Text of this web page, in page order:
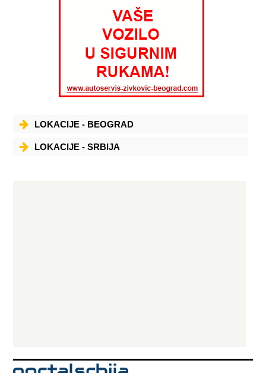
LOKACIJE - BEOGRAD
LOKACIJE - SRBIJA